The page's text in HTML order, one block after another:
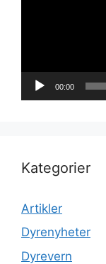
00:00
Kategorier
Artikler
Dyrenyheter
Dyrevern